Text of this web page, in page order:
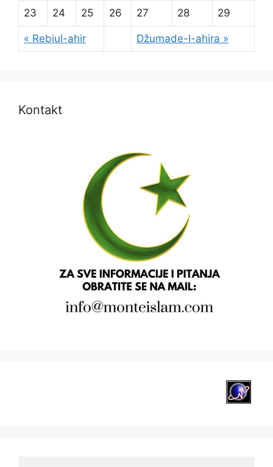
« Rebiul-ahir Džumade-l-ahira »
23 24 25 26 27 28 29
Kontakt